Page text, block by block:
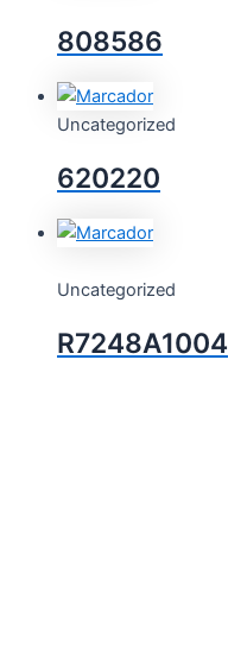
808586
Uncategorized
620220
Uncategorized
R7248A1004